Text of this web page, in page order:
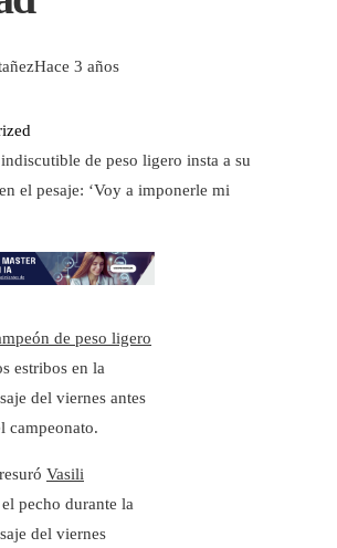
Hace 3 años
de peso ligero insta a su
el pesaje: ‘Voy a imponerle mi
de peso ligero
estribos en la
del viernes antes
campeonato.
Vasili
pecho durante la
del viernes